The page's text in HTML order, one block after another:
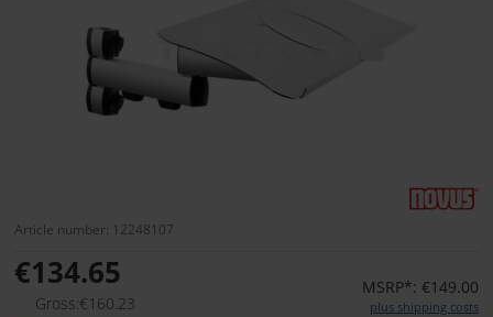
Article number: 12248107
€134.65
Gross:€160.23
MSRP*: €149.00
plus shipping costs